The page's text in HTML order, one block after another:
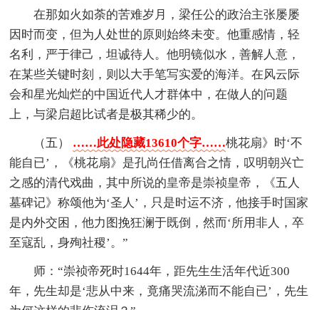
在那如火如荼的苦难岁月，梁任公的政治主张屡屡
因时而变，但为人处世的原则始终未变。他重感情，轻
名利，严于律己，坦诚待人。他明镜似水，善解人意，
在某些关键时刻，则以大手笔写实爱的海洋。在风云际
会和星光灿烂的中国近代人才群体中，在做人的问题
上，与梁启超比试者是极其稀少的。
（五） ……此处隐藏13610个字……桃花扇》时‘不
能自已’，《桃花扇》是孔尚任借离合之情，叹明朝兴亡
之感的清代戏曲，其中所说的皇帝是崇祯皇帝，《五人
墓碑记》称颂他为‘圣人’，只是时运不济，他接手时国家
是内外交困，他力图挽狂澜于既倒，然而‘所用非人，卒
至寇乱，身殉社稷’。”
师：“崇祯帝死时1644年，距先生生活年代近300
年，先生却是‘悲从中来，竟痛哭流涕而不能自已’，先生